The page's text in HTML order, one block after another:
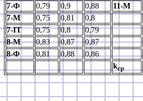
7-Ф 0,79 0,9 0,88 11-М
7-М
0,75 0,81
0,8
7-ІТ
0,75 0,8
0,79
8-М
0,83 0,87
0,87
8-Ф 0,81 0,88
0,86
kср